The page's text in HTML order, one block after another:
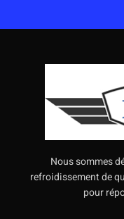
Nous sommes
refroidissement de
pour